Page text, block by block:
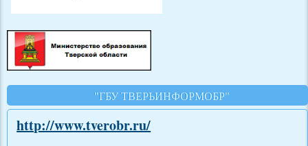
"ГБУ ТВЕРЬИНФОРМОБР"
http://www.tverobr.ru/